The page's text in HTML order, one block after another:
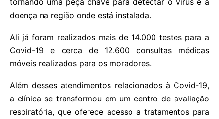
doença na região onde está instalada.
Ali já foram realizados mais de 14.000 testes para a
Covid-19 e cerca de 12.600 consultas médicas
móveis realizados para os moradores.
Além desses atendimentos relacionados à Covid-19,
a clínica se transformou em um centro de avaliação
respiratória, que oferece acesso a tratamentos para